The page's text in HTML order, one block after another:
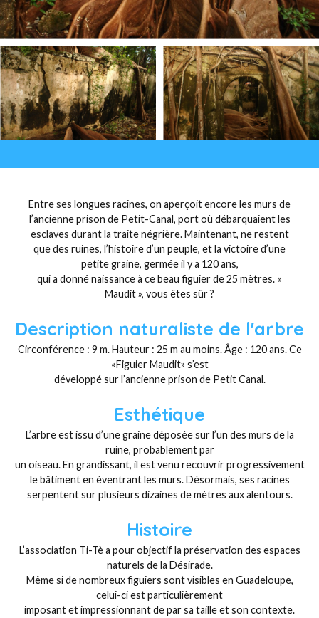
Entre ses longues racines, on aperçoit encore les murs de
l’ancienne prison de Petit-Canal, port où débarquaient les
esclaves durant la traite négrière. Maintenant, ne restent
que des ruines, l’histoire d’un peuple, et la victoire d’une
petite graine, germée il y a 120 ans,
qui a donné naissance à ce beau figuier de 25 mètres. «
Maudit », vous êtes sûr ?
Description naturaliste de l'arbre
Circonférence : 9 m. Hauteur : 25 m au moins. Âge : 120 ans. Ce
«Figuier Maudit» s’est
développé sur l’ancienne prison de Petit Canal.
Esthétique
L’arbre est issu d’une graine déposée sur l’un des murs de la
ruine, probablement par
un oiseau. En grandissant, il est venu recouvrir progressivement
le bâtiment en éventrant les murs. Désormais, ses racines
serpentent sur plusieurs dizaines de mètres aux alentours.
Histoire
L’association Ti-Tè a pour objectif la préservation des espaces
naturels de la Désirade.
Même si de nombreux figuiers sont visibles en Guadeloupe,
celui-ci est particulièrement
imposant et impressionnant de par sa taille et son contexte.